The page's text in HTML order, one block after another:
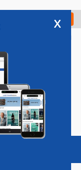
Check in
Vacatures
x